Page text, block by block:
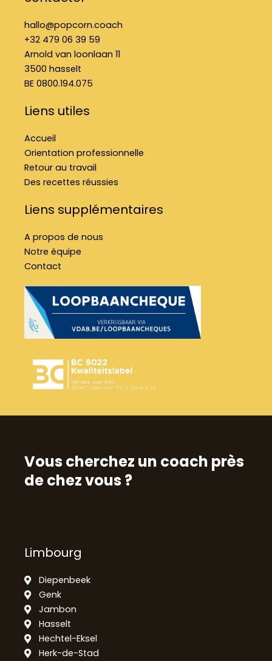
k
f m
hallo@popcorn.coach
+32 479 06 39 59
Arnold van loonlaan 11
3500 hasselt
BE 0800.194.075
Liens utiles
Accueil
Orientation professionnelle
Retour au travail
Des recettes réussies
Liens supplémentaires
A propos de nous
Notre équipe
Contact
Vous cherchez un coach près
de chez vous ?
Limbourg
Diepenbeek
Genk
Jambon
Hasselt
Hechtel-Eksel
Herk-de-Stad